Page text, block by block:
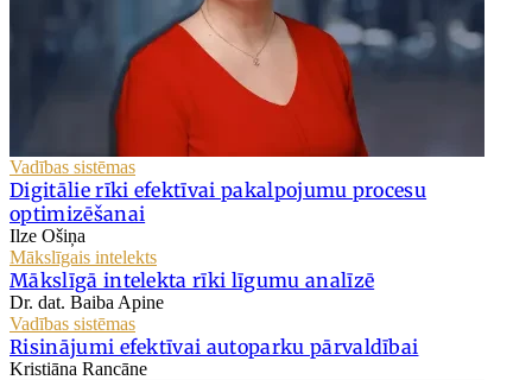
Vadības sistēmas
Digitālie rīki efektīvai pakalpojumu procesu
optimizēšanai
Ilze Ošiņa
Mākslīgais intelekts
Mākslīgā intelekta rīki līgumu analīzē
Dr. dat. Baiba Apine
Vadības sistēmas
Risinājumi efektīvai autoparku pārvaldībai
Kristiāna Rancāne